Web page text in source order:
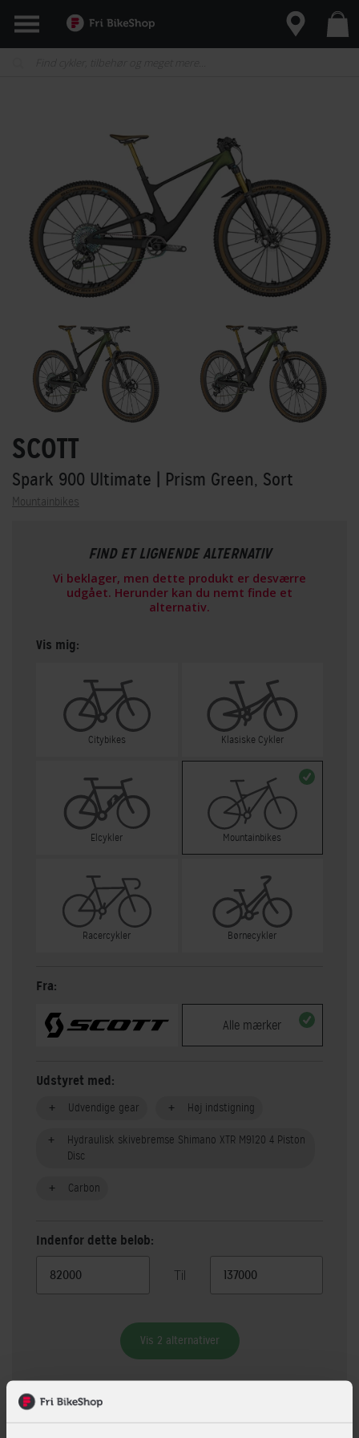
SCOTT
Spark 900 Ultimate | Prism Green, Sort
Mountainbikes
FIND ET LIGNENDE ALTERNATIV
Vi beklager, men dette produkt er desværre
udgået. Herunder kan du nemt finde et
alternativ.
Vis mig:
Citybikes Klasiske Cykler
Elcykler Mountainbikes
Racercykler Børnecykler
Fra:
Alle mærker
Udstyret med:
Udvendige gear Høj indstigning
Hydraulisk skivebremse Shimano XTR M9120 4 Piston
Disc
Carbon
Indenfor dette beløb:
Til
Vis 2 alternativer
Beskrivelse